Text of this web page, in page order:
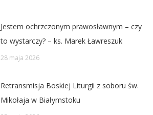
Jestem ochrzczonym prawosławnym – czy
to wystarczy? – ks. Marek Ławreszuk
28 maja 2026
Retransmisja Boskiej Liturgii z soboru św.
Mikołaja w Białymstoku